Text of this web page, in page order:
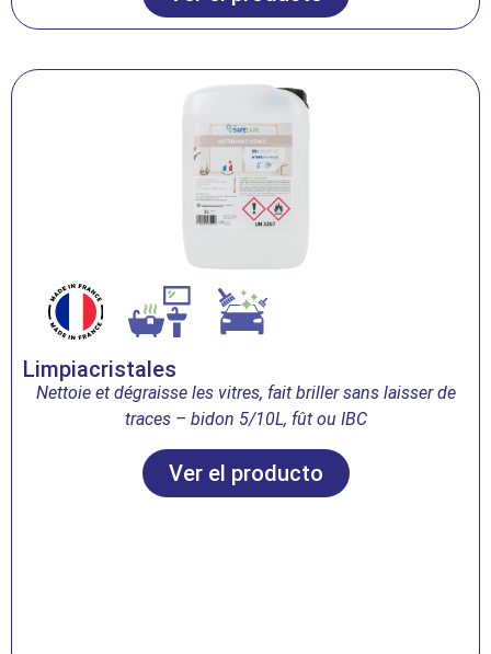
Limpiacristales
Nettoie et dégraisse les vitres, fait briller sans laisser de
traces – bidon 5/10L, fût ou IBC
Ver el producto